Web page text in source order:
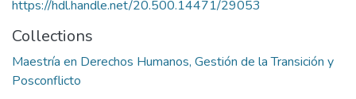
https://hdl.handle.net/20.500.14471/29053
Collections
Maestría en Derechos Humanos, Gestión de la Transición y
Posconflicto